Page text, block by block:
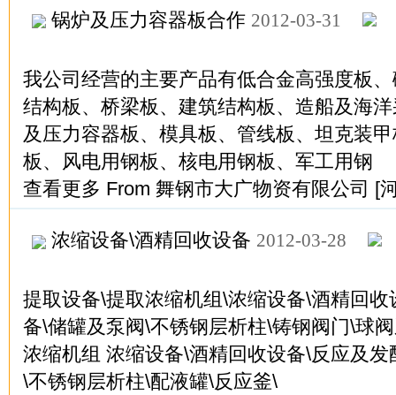
锅炉及压力容器板合作 2012-03-31
我公司经营的主要产品有低合金高强度板
结构板、桥梁板、建筑结构板、造船及海
及压力容器板、模具板、管线板、坦克装
板、风电用钢板、核电用钢板、军工用钢
查看更多 From 舞钢市大广物资有限公司 [
浓缩设备\酒精回收设备 2012-03-28
提取设备\提取浓缩机组\浓缩设备\酒精回
备\储罐及泵阀\不锈钢层析柱\铸钢阀门\球
浓缩机组 浓缩设备\酒精回收设备\反应及
\不锈钢层析柱\配液罐\反应釜\